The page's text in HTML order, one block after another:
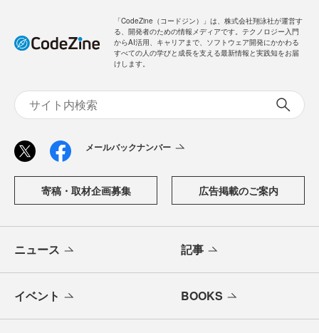
「CodeZine（コードジン）」は、株式会社翔泳社が運営す
る、開発者のための情報メディアです。テクノロジー入門
からAI活用、キャリアまで、ソフトウェア開発にかかわる
すべての人の学びと成長を支える最新情報と実践知をお届
けします。
メールバックナンバー
寄稿・取材企画募集 広告掲載のご案内
ニュース 記事
イベント BOOKS